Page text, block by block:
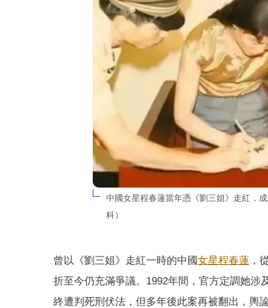
中國女星程春蓮當年憑《劉三姐》走紅，
科）
曾以《劉三姐》走紅一時的中國女星程春蓮 ，
折至今仍充滿爭議。1992年間，官方定調她
終遭判死刑伏法，但多年後此案再被翻出，輿